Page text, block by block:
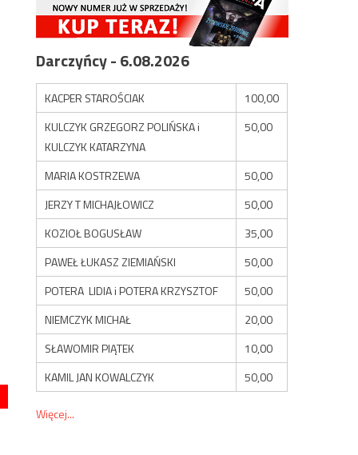
Darczyńcy - 6.08.2026
KACPER STAROŚCIAK
100,00
KULCZYK GRZEGORZ POLIŃSKA i
KULCZYK KATARZYNA
50,00
MARIA KOSTRZEWA
50,00
JERZY T MICHAJŁOWICZ
50,00
KOZIOŁ BOGUSŁAW
35,00
PAWEŁ ŁUKASZ ZIEMIAŃSKI
50,00
POTERA LIDIA i POTERA KRZYSZTOF
50,00
NIEMCZYK MICHAŁ
20,00
SŁAWOMIR PIĄTEK
10,00
KAMIL JAN KOWALCZYK
50,00
Więcej...